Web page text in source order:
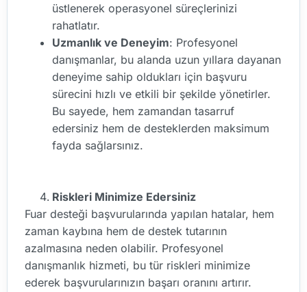
üstlenerek operasyonel süreçlerinizi
rahatlatır.
Uzmanlık ve Deneyim: Profesyonel
danışmanlar, bu alanda uzun yıllara dayanan
deneyime sahip oldukları için başvuru
sürecini hızlı ve etkili bir şekilde yönetirler.
Bu sayede, hem zamandan tasarruf
edersiniz hem de desteklerden maksimum
fayda sağlarsınız.
Riskleri Minimize Edersiniz
Fuar desteği başvurularında yapılan hatalar, hem
zaman kaybına hem de destek tutarının
azalmasına neden olabilir. Profesyonel
danışmanlık hizmeti, bu tür riskleri minimize
ederek başvurularınızın başarı oranını artırır.